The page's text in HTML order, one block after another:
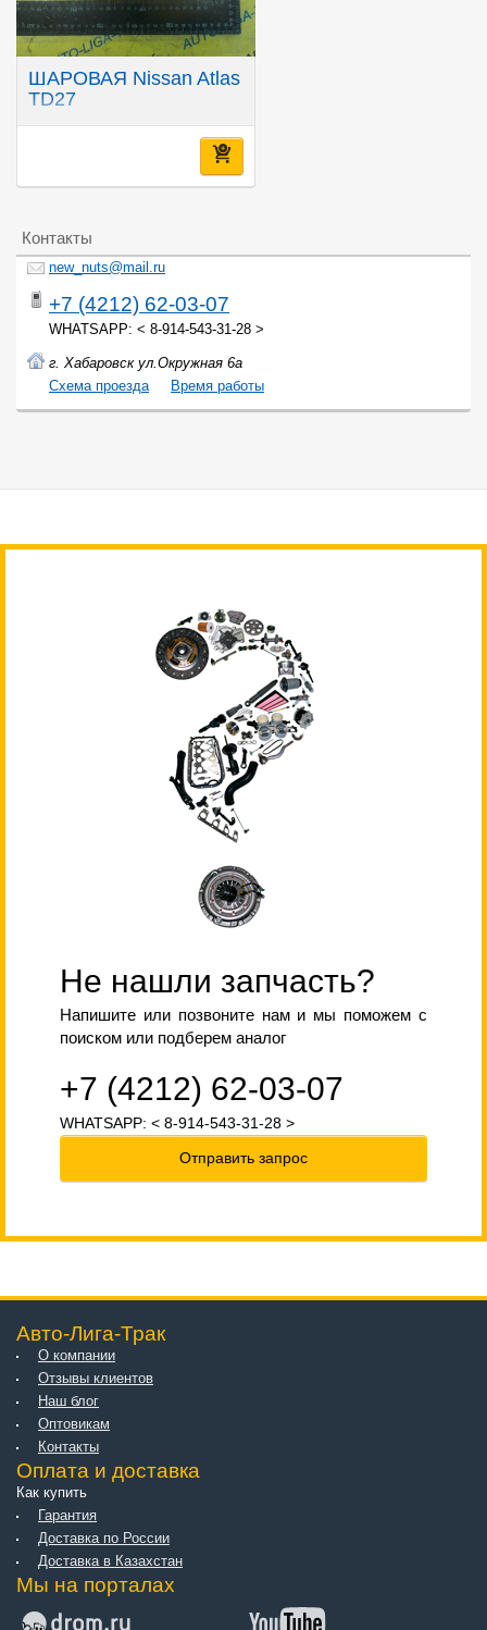
ШАРОВАЯ Nissan Atlas
TD27
Контакты
new_nuts@mail.ru
+7 (4212) 62-03-07
WHATSAPP: < 8-914-543-31-28 >
г. Хабаровск ул.Окружная 6а
Cхема проезда
Время работы
Не нашли запчасть?
Напишите или позвоните нам и мы поможем с
поиском или подберем аналог
+7 (4212) 62-03-07
WHATSAPP: < 8-914-543-31-28 >
Отправить запрос
Авто-Лига-Трак
О компании
Отзывы клиентов
Наш блог
Оптовикам
Контакты
Оплата и доставка
Как купить
Гарантия
Доставка по России
Доставка в Казахстан
Мы на порталах